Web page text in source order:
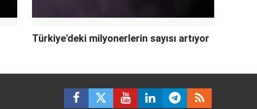
Türkiye'deki milyonerlerin sayısı artıyor